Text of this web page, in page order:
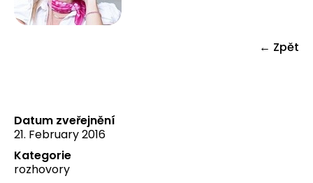
← Zpět
Datum zveřejnění
21. February 2016
Kategorie
rozhovory